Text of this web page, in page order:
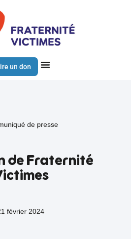
un don
de presse
de Fraternité
février 2024